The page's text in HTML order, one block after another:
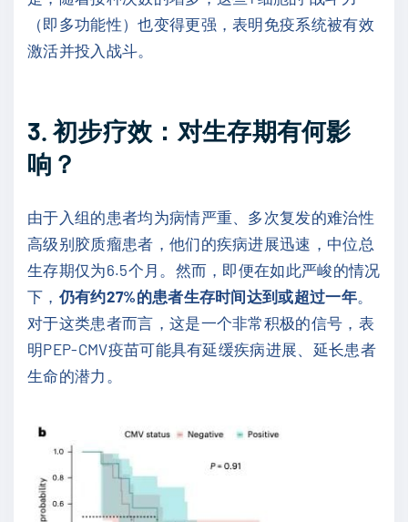
（即多功能性）也变得更强，表明免疫系统被有效
激活并投入战斗。
3. 初步疗效：对生存期有何影
响？
由于入组的患者均为病情严重、多次复发的难治性
高级别胶质瘤患者，他们的疾病进展迅速，中位总
生存期仅为6.5个月。然而，即便在如此严峻的情况
下， 仍有约27%的患者生存时间达到或超过一年
对于这类患者而言，这是一个非常积极的信号，表
明PEP-CMV疫苗可能具有延缓疾病进展、延长患者
生命的潜力。